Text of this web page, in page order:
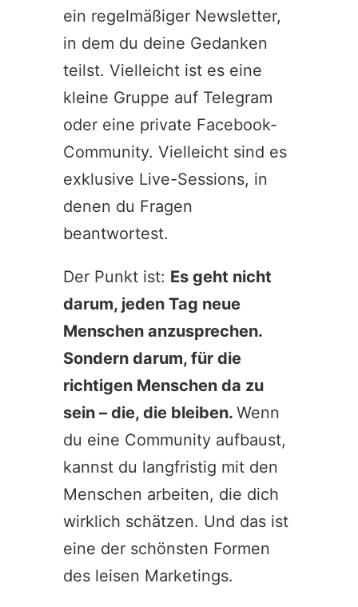
ein regelmäßiger Newsletter,
in dem du deine Gedanken
teilst. Vielleicht ist es eine
kleine Gruppe auf Telegram
oder eine private Facebook-
Community. Vielleicht sind es
exklusive Live-Sessions, in
denen du Fragen
beantwortest.
Der Punkt ist: Es geht nicht
darum, jeden Tag neue
Menschen anzusprechen.
Sondern darum, für die
richtigen Menschen da zu
sein – die, die bleiben. Wenn
du eine Community aufbaust,
kannst du langfristig mit den
Menschen arbeiten, die dich
wirklich schätzen. Und das ist
eine der schönsten Formen
des leisen Marketings.